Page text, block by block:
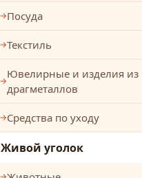
Посуда
Текстиль
Ювелирные и изделия из
драгметаллов
Средства по уходу
Живой уголок